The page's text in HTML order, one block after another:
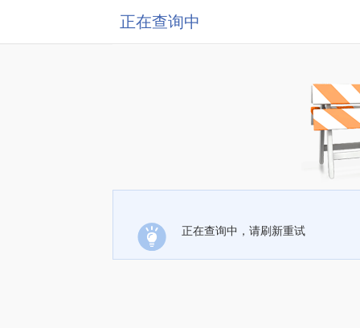
正在查询中
正在查询中，请刷新重试